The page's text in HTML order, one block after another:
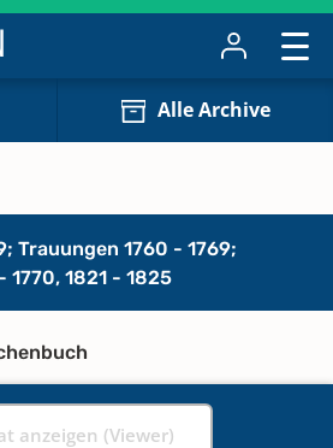
Alle Archive
Trauungen 1760 - 1769;
1821 - 1825
anzeigen (Viewer)